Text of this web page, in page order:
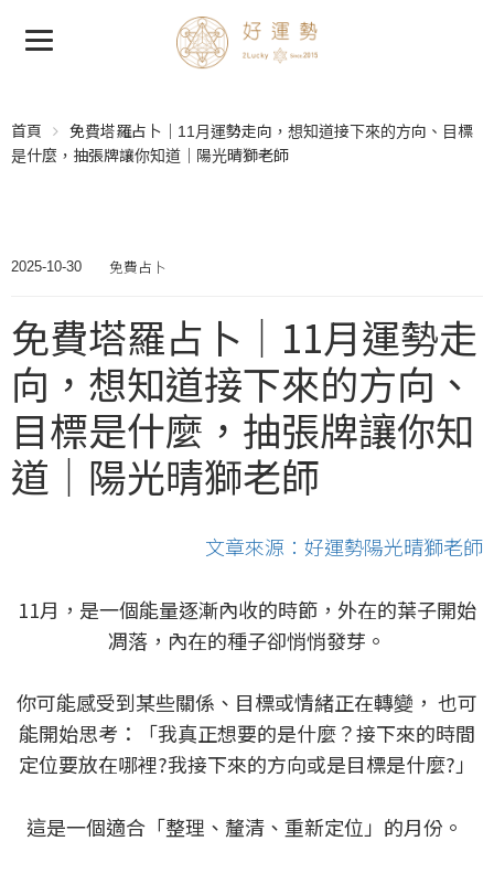
首頁
免費塔羅占卜｜11月運勢走向，想知道接下來的方向、目標
是什麼，抽張牌讓你知道｜陽光晴獅老師
2025-10-30 免費占卜
免費塔羅占卜｜11月運勢走
向，想知道接下來的方向、
目標是什麼，抽張牌讓你知
道｜陽光晴獅老師
文章來源：好運勢陽光晴獅老師
11月，是一個能量逐漸內收的時節，外在的葉子開始
凋落，內在的種子卻悄悄發芽。
你可能感受到某些關係、目標或情緒正在轉變， 也可
能開始思考：「我真正想要的是什麼？接下來的時間
定位要放在哪裡?我接下來的方向或是目標是什麼?」
這是一個適合「整理、釐清、重新定位」的月份。